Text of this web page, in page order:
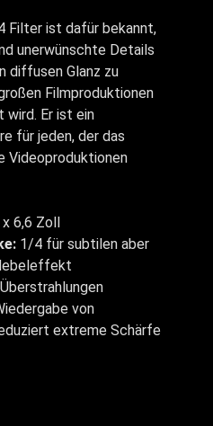
Filter ist dafür bekannt,
unerwünschte Details
diffusen Glanz zu
Filmproduktionen
wird. Er ist ein
für jeden, der das
Videoproduktionen
x 6,6 Zoll
1/4 für subtilen aber
von
extreme Schärfe